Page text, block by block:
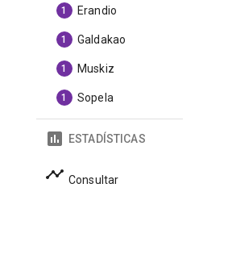
1 Erandio
1 Galdakao
1 Muskiz
1 Sopela
ESTADÍSTICAS
Consultar